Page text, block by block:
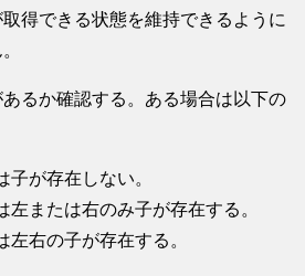
得できる状態を維持できるように
るか確認する。ある場合は以下の
子が存在しない。
左または右のみ子が存在する。
左右の子が存在する。